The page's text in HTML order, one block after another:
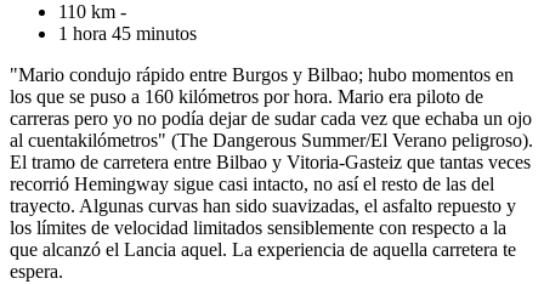
110 km -
1 hora 45 minutos
"Mario condujo rápido entre Burgos y Bilbao; hubo momentos en
los que se puso a 160 kilómetros por hora. Mario era piloto de
carreras pero yo no podía dejar de sudar cada vez que echaba un ojo
al cuentakilómetros" (The Dangerous Summer/El Verano peligroso).
El tramo de carretera entre Bilbao y Vitoria-Gasteiz que tantas veces
recorrió Hemingway sigue casi intacto, no así el resto de las del
trayecto. Algunas curvas han sido suavizadas, el asfalto repuesto y
los límites de velocidad limitados sensiblemente con respecto a la
que alcanzó el Lancia aquel. La experiencia de aquella carretera te
espera.